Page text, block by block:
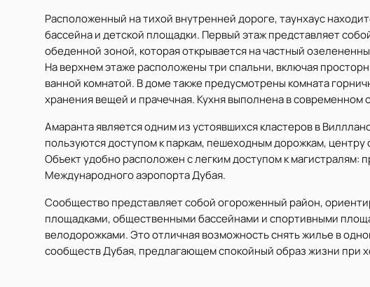
Расположенный на тихой внутренней дороге, таунхаус
бассейна и детской площадки. Первый этаж представляет
обеденной зоной, которая открывается на частный
На верхнем этаже расположены три спальни, включая
ванной комнатой. В доме также предусмотрены комната
хранения вещей и прачечная. Кухня выполнена в современном
Амаранта является одним из устоявшихся кластеров в
пользуются доступом к паркам, пешеходным дорожкам,
Объект удобно расположен с легким доступом к магистралям:
Международного аэропорта Дубая.
Сообщество представляет собой огороженный район,
площадками, общественными бассейнами и спортивными
велодорожками. Это отличная возможность снять жилье в
сообществ Дубая, предлагающем спокойный образ жизни при